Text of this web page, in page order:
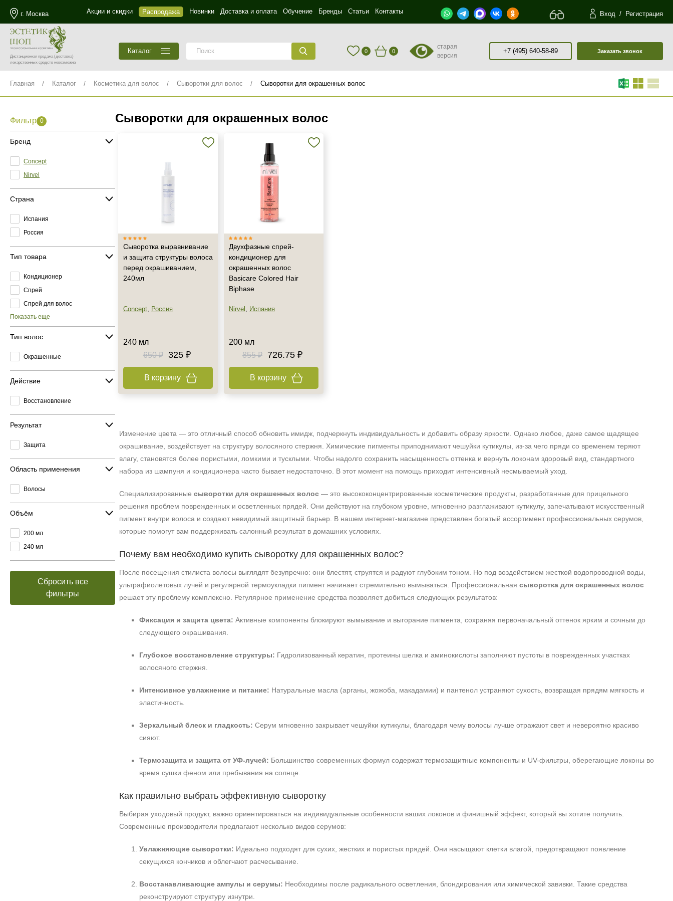
г. Москва Акции и скидки Распродажа Новинки Доставка и оплата Обучение Бренды Статьи Контакты Вход / Регистрация
Дистанционная продажа(доставка)
лекарственных средств невозможна
Каталог 0 0
старая
версия
+7 (495) 640-58-89 Заказать звонок
Главная Каталог Косметика для волос Сыворотки для волос Сыворотки для окрашенных волос
Фильтр 0
Бренд
Concept
Nirvel
Страна
Испания
Россия
Тип товара
Кондиционер
Спрей
Спрей для волос
Показать еще
Тип волос
Окрашенные
Действие
Восстановление
Результат
Защита
Область применения
Волосы
Объём
200 мл
240 мл
Сбросить все
фильтры
Сыворотки для окрашенных волос
Сыворотка выравнивание
и защита структуры волоса
перед окрашиванием,
240мл
Concept, Россия
240 мл
650 ₽
325 ₽
В корзину
Двухфазные спрей-
кондиционер для
окрашенных волос
Basicare Colored Hair
Biphase
Nirvel , Испания
200 мл
855 ₽
726.75 ₽
В корзину
Изменение цвета — это отличный способ обновить имидж, подчеркнуть индивидуальность и добавить образу яркости. Однако любое, даже самое щадящее
окрашивание, воздействует на структуру волосяного стержня. Химические пигменты приподнимают чешуйки кутикулы, из-за чего пряди со временем теряют
влагу, становятся более пористыми, ломкими и тусклыми. Чтобы надолго сохранить насыщенность оттенка и вернуть локонам здоровый вид, стандартного
набора из шампуня и кондиционера часто бывает недостаточно. В этот момент на помощь приходит интенсивный несмываемый уход.
Специализированные сыворотки для окрашенных волос — это высококонцентрированные косметические продукты, разработанные для прицельного
решения проблем поврежденных и осветленных прядей. Они действуют на глубоком уровне, мгновенно разглаживают кутикулу, запечатывают искусственный
пигмент внутри волоса и создают невидимый защитный барьер. В нашем интернет-магазине представлен богатый ассортимент профессиональных серумов,
которые помогут вам поддерживать салонный результат в домашних условиях.
Почему вам необходимо купить сыворотку для окрашенных волос?
После посещения стилиста волосы выглядят безупречно: они блестят, струятся и радуют глубоким тоном. Но под воздействием жесткой водопроводной воды,
ультрафиолетовых лучей и регулярной термоукладки пигмент начинает стремительно вымываться. Профессиональная сыворотка для окрашенных волос
решает эту проблему комплексно. Регулярное применение средства позволяет добиться следующих результатов:
Фиксация и защита цвета: Активные компоненты блокируют вымывание и выгорание пигмента, сохраняя первоначальный оттенок ярким и сочным до
следующего окрашивания.
Глубокое восстановление структуры: Гидролизованный кератин, протеины шелка и аминокислоты заполняют пустоты в поврежденных участках
волосяного стержня.
Интенсивное увлажнение и питание: Натуральные масла (арганы, жожоба, макадамии) и пантенол устраняют сухость, возвращая прядям мягкость и
эластичность.
Зеркальный блеск и гладкость: Серум мгновенно закрывает чешуйки кутикулы, благодаря чему волосы лучше отражают свет и невероятно красиво
сияют.
Термозащита и защита от УФ-лучей: Большинство современных формул содержат термозащитные компоненты и UV-фильтры, оберегающие локоны во
время сушки феном или пребывания на солнце.
Как правильно выбрать эффективную сыворотку
Выбирая уходовый продукт, важно ориентироваться на индивидуальные особенности ваших локонов и финишный эффект, который вы хотите получить.
Современные производители предлагают несколько видов серумов:
Увлажняющие сыворотки: Идеально подходят для сухих, жестких и пористых прядей. Они насыщают клетки влагой, предотвращают появление
секущихся кончиков и облегчают расчесывание.
Восстанавливающие ампулы и серумы: Необходимы после радикального осветления, блондирования или химической завивки. Такие средства
реконструируют структуру изнутри.
+7 (929) 933-09-89